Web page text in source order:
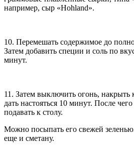
например, сыр «Hohland».
10. Перемешать содержимое до
Затем добавить специи и соль по
минут.
11. Затем выключить огонь,
дать настояться 10 минут. После
подавать к столу.
Можно посыпать его свежей
еще и сметану.